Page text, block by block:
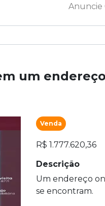
Anuncie
um
Venda
R$ 1.777.620,36
Descrição
Um endereço
se encontram.